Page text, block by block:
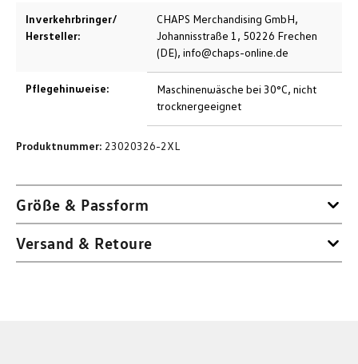
Inverkehrbringer/
Hersteller:
CHAPS Merchandising GmbH,
Johannisstraße 1, 50226 Frechen
(DE), info@chaps-online.de
Pflegehinweise:
Maschinenwäsche bei 30°C, nicht
trocknergeeignet
Produktnummer: 23020326-2XL
Größe & Passform
Versand & Retoure